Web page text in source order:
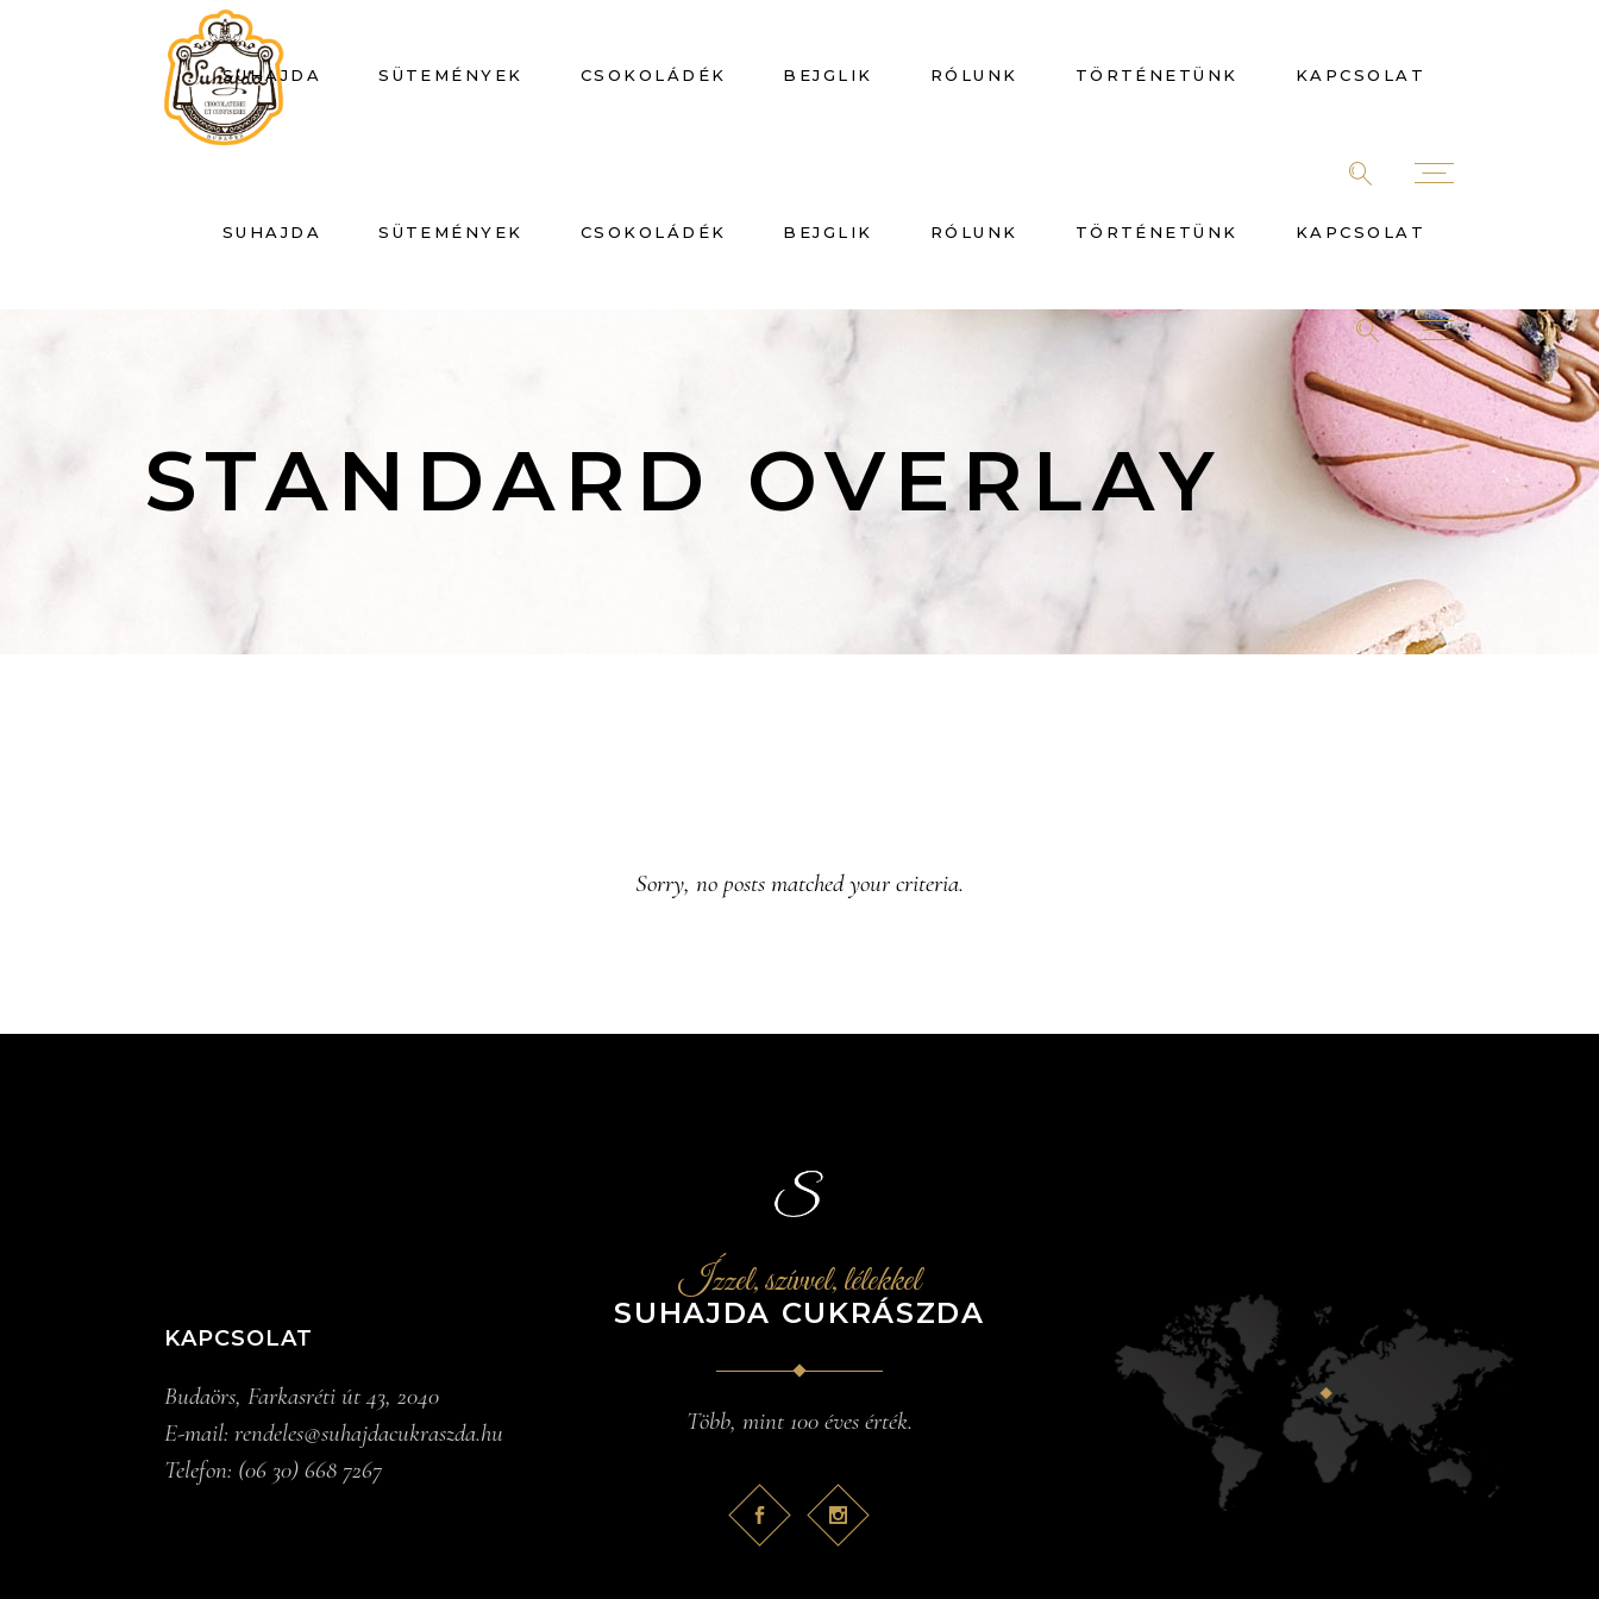
SUHAJDA SÜTEMÉNYEK CSOKOLÁDÉK BEJGLIK RÓLUNK TÖRTÉNETÜNK KAPCSOLAT
SUHAJDA SÜTEMÉNYEK CSOKOLÁDÉK BEJGLIK RÓLUNK TÖRTÉNETÜNK KAPCSOLAT
STANDARD OVERLAY
Sorry, no posts matched your criteria.
KAPCSOLAT
Budaörs, Farkasréti út 43, 2040
E-mail:rendeles@suhajdacukraszda.hu
Telefon: (06 30) 668 7267
Ízzel, szívvel, lélekkel
SUHAJDA CUKRÁSZDA
Több, mint 100 éves érték.